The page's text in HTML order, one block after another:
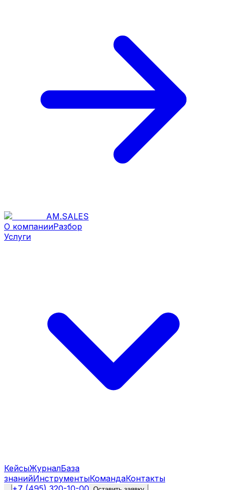
AM.SALES
О компанииРазбор
Услуги
КейсыЖурналБаза
знанийИнструментыКомандаКонтакты